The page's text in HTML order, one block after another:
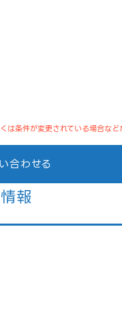
条件が変更されている場合な
合わせる
報